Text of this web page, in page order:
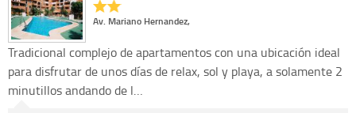
Av. Mariano Hernandez,
Tradicional complejo de apartamentos con una ubicación ideal
para disfrutar de unos días de relax, sol y playa, a solamente 2
minutillos andando de l…